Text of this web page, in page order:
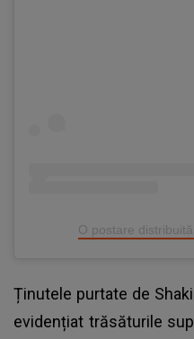
O postare
Ținutele purtate de
evidențiat trăsăturile